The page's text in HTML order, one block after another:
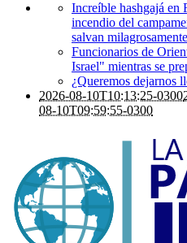
Increíble hashgajá en
incendio del
salvan milagrosamente
Funcionarios de
Israel" mientras se
¿Queremos dejarnos
2026-08-10T10:13:25-0300
08-10T09:59:55-0300